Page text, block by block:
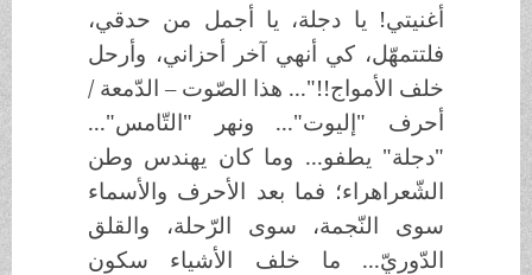
أغنيتي! يا دجلة، يا أجمل من حدقي،
فلتتمهّل، كي أنهي آخر أحزاني، وأرحل
خلف الأمواج!!"... هذا الصّوت – الدّمعة /
أحرف "إليوت"... ونهر "التّامس"...
"دجلة" يطفو... وما كان يهندس وطن
الشّعراهراء؛ فما بعد الأحرف والأسماء
سوى النّجمة، سوى الرّحلة، والقلق
الدّوريّ... ما خلف الأشياء سكون